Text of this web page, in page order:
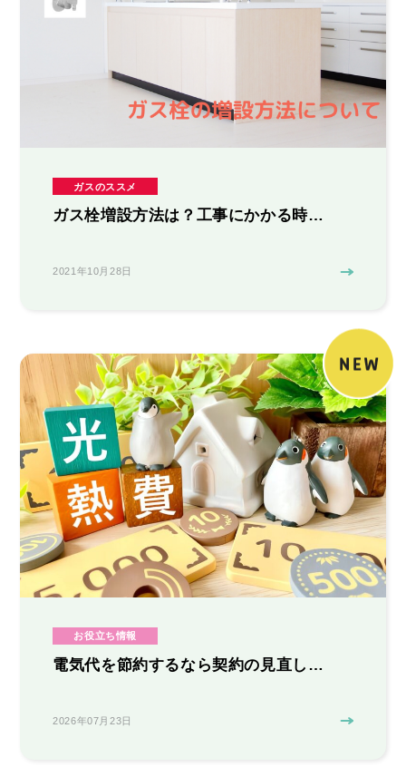
ガスのススメ
ガス栓増設方法は？工事にかかる時…
2021年10月28日
お役立ち情報
電気代を節約するなら契約の見直し…
2026年07月23日